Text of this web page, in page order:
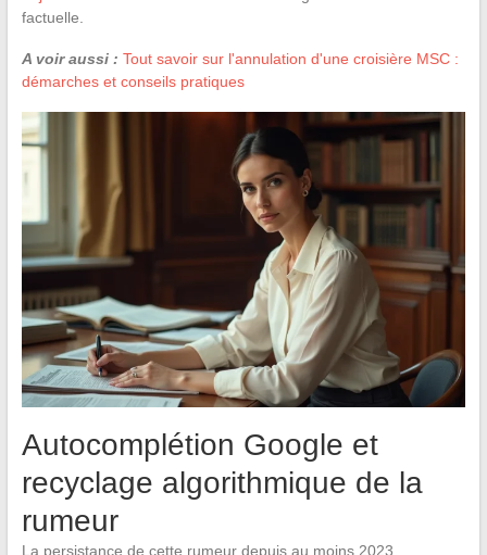
factuelle.
A voir aussi : Tout savoir sur l'annulation d'une croisière MSC :
démarches et conseils pratiques
Autocomplétion Google et
recyclage algorithmique de la
rumeur
La persistance de cette rumeur depuis au moins 2023